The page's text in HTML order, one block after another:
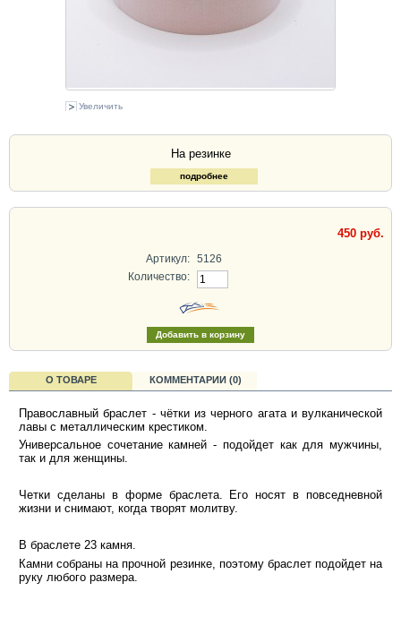
Увеличить
На резинке
подробнее
450 руб.
Артикул: 5126
Количество:
О ТОВАРЕ КОММЕНТАРИИ (0)
Православный браслет - чётки из черного агата и вулканической
лавы с металлическим крестиком.
Универсальное сочетание камней - подойдет как для мужчины,
так и для женщины.
Четки сделаны в форме браслета. Его носят в повседневной
жизни и снимают, когда творят молитву.
В браслете 23 камня.
Камни собраны на прочной резинке, поэтому браслет подойдет на
руку любого размера.